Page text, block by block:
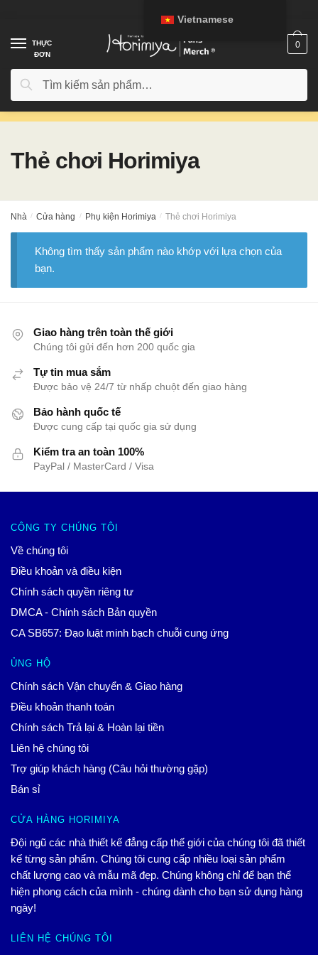
điều
phần
THỰC
ĐƠN
Tìm
kiếm:
Tìm kiếm
0
Thẻ chơi Horimiya
Nhà / Cửa hàng / Phụ kiện Horimiya / Thẻ chơi Horimiya
Không tìm thấy sản phẩm nào khớp với lựa chọn của
bạn.
Giao hàng trên toàn thế giới
Chúng tôi gửi đến hơn 200 quốc gia
Tự tin mua sắm
Được bảo vệ 24/7 từ nhấp chuột đến giao hàng
Bảo hành quốc tế
Được cung cấp tại quốc gia sử dụng
Kiểm tra an toàn 100%
PayPal / MasterCard / Visa
CÔNG TY CHÚNG TÔI
Về chúng tôi
Điều khoản và điều kiện
Chính sách quyền riêng tư
DMCA - Chính sách Bản quyền
CA SB657: Đạo luật minh bạch chuỗi cung ứng
ỦNG HỘ
Chính sách Vận chuyển & Giao hàng
Điều khoản thanh toán
Chính sách Trả lại & Hoàn lại tiền
Liên hệ chúng tôi
Trợ giúp khách hàng (Câu hỏi thường gặp)
Bán sỉ
CỬA HÀNG HORIMIYA
Đội ngũ các nhà thiết kế đẳng cấp thế giới của chúng tôi đã thiết
kế từng sản phẩm. Chúng tôi cung cấp nhiều loại sản phẩm
chất lượng cao và mẫu mã đẹp. Chúng không chỉ để bạn thể
hiện phong cách của mình - chúng dành cho bạn sử dụng hàng
ngày!
LIÊN HỆ CHÚNG TÔI
Vietnamese